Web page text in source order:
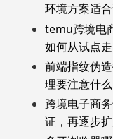
环境方案适
temu跨境电
如何从试点
前端指纹伪
理要注意什么
跨境电子商
证，再逐步